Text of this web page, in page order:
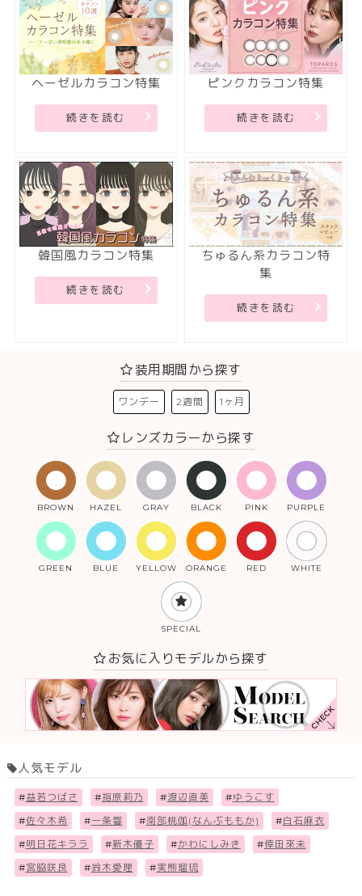
ヘーゼルカラコン特集
続きを読む
ピンクカラコン特集
続きを読む
韓国風カラコン特集
続きを読む
ちゅるん系カラコン特
集
続きを読む
装用期間から探す
ワンデー 2週間 1ヶ月
レンズカラーから探す
BROWN HAZEL GRAY BLACK PINK PURPLE
GREEN BLUE YELLOW ORANGE RED WHITE
SPECIAL
お気に入りモデルから探す
人気モデル
#益若つばさ #指原莉乃 #渡辺直美 #ゆうこす
#佐々木希 #一条響 #南部桃伽(なんぶももか) #白石麻衣
#明日花キララ #新木優子 #かわにしみき #倖田來未
#宮脇咲良 #鈴木愛理 #実熊瑠琉